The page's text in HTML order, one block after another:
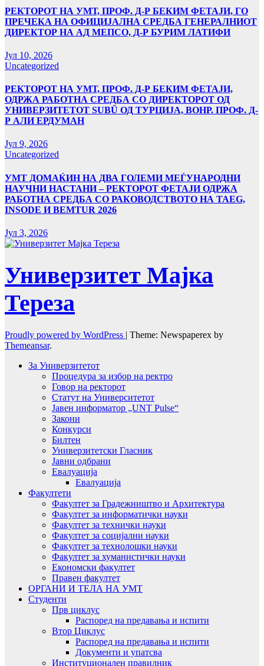
РЕКТОРОТ НА УМТ, ПРОФ. Д-Р БЕКИМ ФЕТАЈИ, ГО
ПРЕЧЕКА НА ОФИЦИЈАЛНА СРЕДБА ГЕНЕРАЛНИОТ
ДИРЕКТОР НА АД МЕПСО, Д-Р БУРИМ ЛАТИФИ
Јул 10, 2026
Uncategorized
РЕКТОРОТ НА УМТ, ПРОФ. Д-Р БЕКИМ ФЕТАЈИ,
ОДРЖА РАБОТНА СРЕДБА СО ДИРЕКТОРОТ ОД
УНИВЕРЗИТЕТОТ SUBÜ ОД ТУРЦИЈА, ВОНР. ПРОФ. Д-
Р АЛИ ЕРДУМАН
Јул 9, 2026
Uncategorized
УMТ ДОМАЌИН НА ДВА ГОЛЕМИ МЕЃУНАРОДНИ
НАУЧНИ НАСТАНИ – РЕКТОРОТ ФЕТАЈИ ОДРЖА
РАБОТНА СРЕДБА СО РАКОВОДСТВОТО НА TAEG,
INSODE И BEMTUR 2026
Јул 3, 2026
Универзитет Мајка
Тереза
Proudly powered by WordPress | Theme: Newspaperex by
Themeansar.
За Универзитетот
Процедура за избор на ректро
Говор на ректорот
Статут на Университетот
Јавен информатор „UNT Pulse“
Закони
Конкурси
Билтен
Универзитетски Гласник
Јавни одбрани
Евалуација
Евалуација
Факултети
Факултет за Градежништво и Архитектура
Факултет за информатички науки
Факултет за технички науки
Факултет за социјални науки
Факултет за технолошки науки
Факултет за хуманистички науки
Економски факултет
Правен факултет
ОРГАНИ И ТЕЛА НА УМТ
Студенти
Прв циклус
Распоред на предавањa и испити
Втор Циклус
Распоред на предавањa и испити
Документи и упатсва
Институционален правилник